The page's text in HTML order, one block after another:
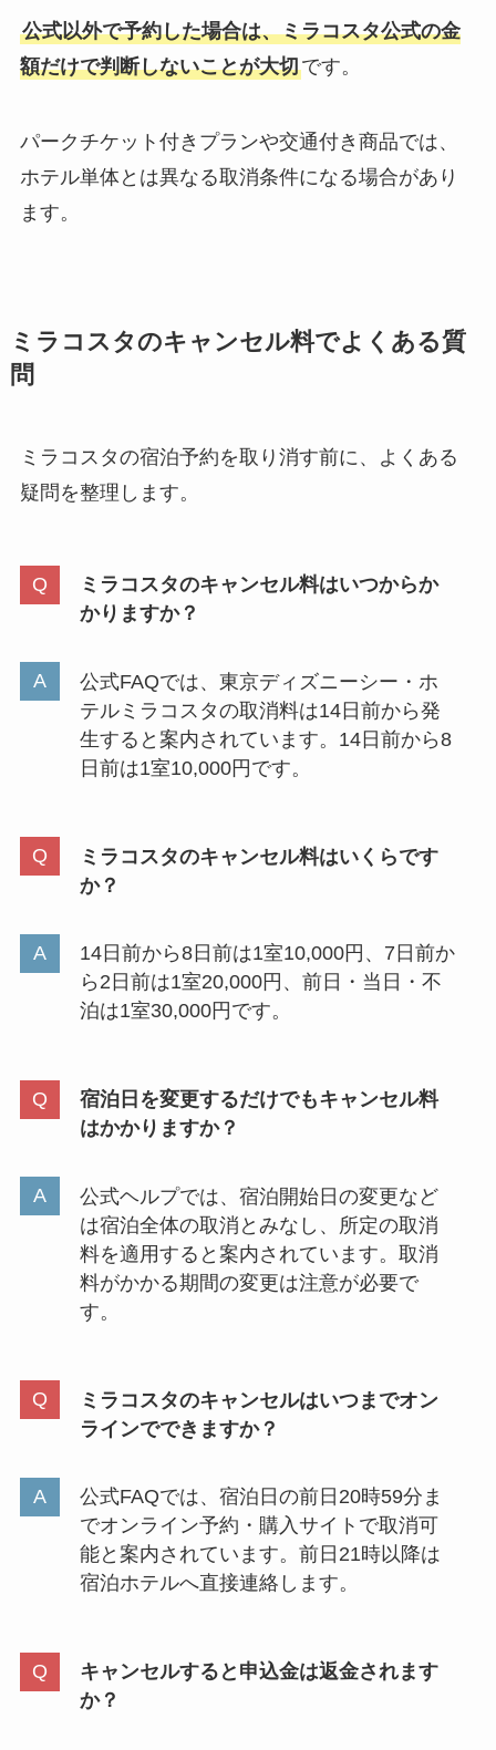
公式以外で予約した場合は、ミラコスタ公式の金
額だけで判断しないことが大切です。
パークチケット付きプランや交通付き商品では、
ホテル単体とは異なる取消条件になる場合があり
ます。
ミラコスタのキャンセル料でよくある質
問
ミラコスタの宿泊予約を取り消す前に、よくある
疑問を整理します。
ミラコスタのキャンセル料はいつからか
かりますか？
公式FAQでは、東京ディズニーシー・ホ
テルミラコスタの取消料は14日前から発
生すると案内されています。14日前から8
日前は1室10,000円です。
ミラコスタのキャンセル料はいくらです
か？
14日前から8日前は1室10,000円、7日前か
ら2日前は1室20,000円、前日・当日・不
泊は1室30,000円です。
宿泊日を変更するだけでもキャンセル料
はかかりますか？
公式ヘルプでは、宿泊開始日の変更など
は宿泊全体の取消とみなし、所定の取消
料を適用すると案内されています。取消
料がかかる期間の変更は注意が必要で
す。
ミラコスタのキャンセルはいつまでオン
ラインでできますか？
公式FAQでは、宿泊日の前日20時59分ま
でオンライン予約・購入サイトで取消可
能と案内されています。前日21時以降は
宿泊ホテルへ直接連絡します。
キャンセルすると申込金は返金されます
か？